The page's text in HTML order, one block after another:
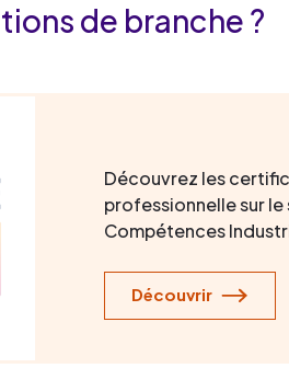
de branche ?
Découvrez les
professionnelle sur
Compétences
Découvrir